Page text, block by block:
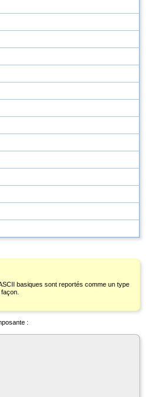
basiques sont reportés comme un type
: